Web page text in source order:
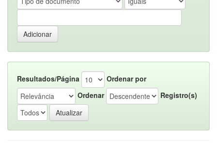
Resultados/Página
Ordenar por
Ordenar
Registro(s)